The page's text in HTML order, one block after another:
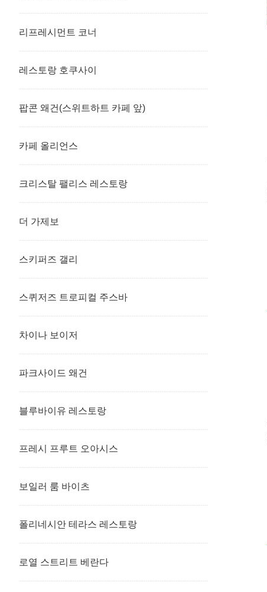
리프레시먼트 코너
레스토랑 호쿠사이
팝콘 왜건(스위트하트 카페 앞)
카페 올리언스
크리스탈 팰리스 레스토랑
더 가제보
스키퍼즈 갤리
스퀴저즈 트로피컬 주스바
차이나 보이저
파크사이드 왜건
블루바이유 레스토랑
프레시 프루트 오아시스
보일러 룸 바이츠
폴리네시안 테라스 레스토랑
로열 스트리트 베란다